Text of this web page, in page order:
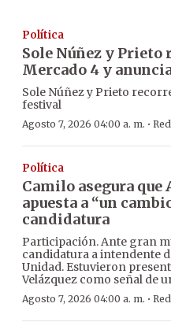
Política
Sole Núñez y Prieto
Mercado 4 y
Sole Núñez y Prieto
festival
Agosto 7, 2026 04:00 a. m. ·
Política
Camilo asegura que
apuesta a “un
candidatura
Participación. Ante gran
candidatura a intendente
Unidad. Estuvieron
Velázquez como señal de
Agosto 7, 2026 04:00 a. m. ·